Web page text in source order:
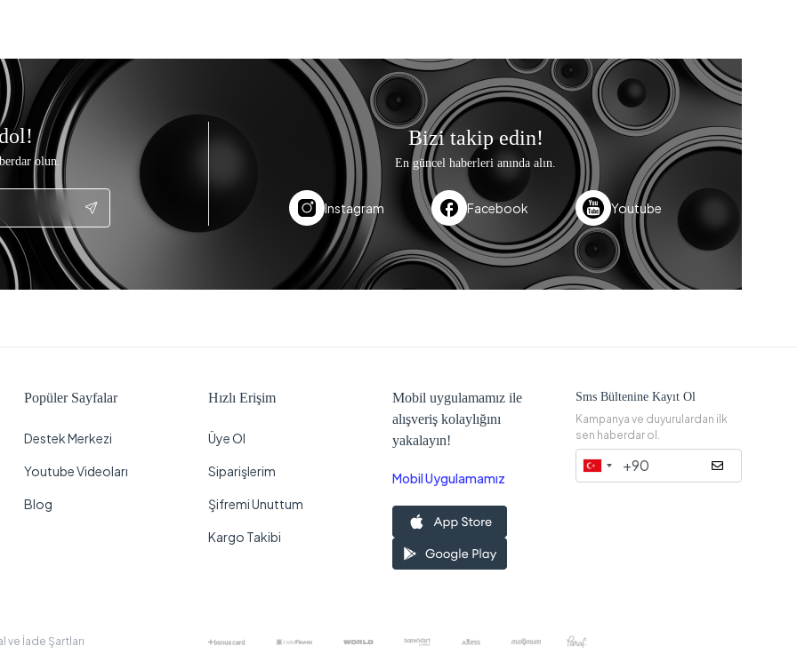
olun.
Bizi takip edin!
En güncel haberleri anında alın.
Instagram Facebook Youtube
Popüler Sayfalar
Destek Merkezi
Youtube Videoları
Blog
Hızlı Erişim
Üye Ol
Siparişlerim
Şifremi Unuttum
Kargo Takibi
Mobil uygulamamız ile
alışveriş kolaylığını
yakalayın!
Mobil Uygulamamız
Sms Bültenine Kayıt Ol
Kampanya ve duyurulardan ilk
sen haberdar ol.
ve İade Şartları